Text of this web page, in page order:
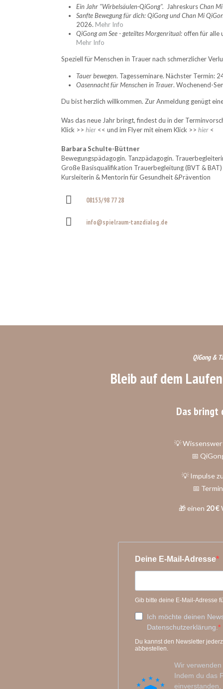
Ein Jahr "Wirbelsäulen-QiGong". JahreskursChan
Sanfte Bewegung für dich: QiGong und Chan Mi
2026. Mehr Info
QiGong am See - geteiltes Morgenritual:offen für alle
Mehr Info
Speziell für Menschen in Trauer nach schmerzlicher
Tauer bewegen. Tagesseminare. Nächster Termin:
Oasennacht für Menschen in Trauer. Wochenend-
Du bist herzlich willkommen. Zur Anmeldung genügt
Was das neue Jahr bringt, findest du in der
Klick >> hier << und im Flyer mit einem Klick >> hier <
Barbara Schulte-Büttner
Bewegungspädagogin. Tanzpädagogin.
Große Basisqualifikation Trauerbegleitung (BVT & BAT)
Kursleiterin & Mentorin für Gesundheit &Prävention
08153/98 77 28
info@spielraum-tanzdialog.de
QiGong &
Bleib auf dem
Das bringt
💡
📅
💡 Impulse
📅
🎁 einen 20 €